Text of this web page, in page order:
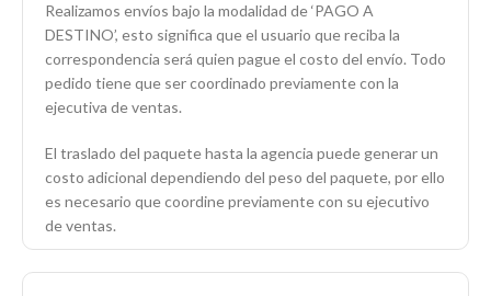
Realizamos envíos bajo la modalidad de ‘PAGO A
DESTINO’, esto significa que el usuario que reciba la
correspondencia será quien pague el costo del envío. Todo
pedido tiene que ser coordinado previamente con la
ejecutiva de ventas.
El traslado del paquete hasta la agencia puede generar un
costo adicional dependiendo del peso del paquete, por ello
es necesario que coordine previamente con su ejecutivo
de ventas.